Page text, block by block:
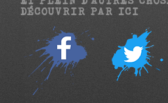
DÉCOUVRIR PAR ICI